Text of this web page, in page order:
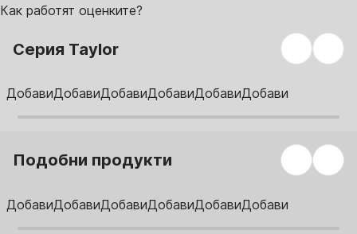
Как работят оценките?
Серия Taylor
ДобавиДобавиДобавиДобавиДобавиДобави
Подобни продукти
ДобавиДобавиДобавиДобавиДобавиДобави